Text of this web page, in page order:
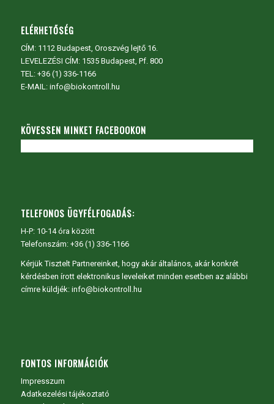
ELÉRHETŐSÉG
CÍM: 1112 Budapest, Oroszvég lejtő 16.
LEVELEZÉSI CÍM: 1535 Budapest, Pf. 800
TEL: +36 (1) 336-1166
E-MAIL: info@biokontroll.hu
KÖVESSEN MINKET FACEBOOKON
TELEFONOS ÜGYFÉLFOGADÁS:
H-P: 10-14 óra között
Telefonszám: +36 (1) 336-1166
Kérjük Tisztelt Partnereinket, hogy akár általános, akár konkrét
kérdésben írott elektronikus leveleiket minden esetben az alábbi
címre küldjék: info@biokontroll.hu
FONTOS INFORMÁCIÓK
Impresszum
Adatkezelési tájékoztató